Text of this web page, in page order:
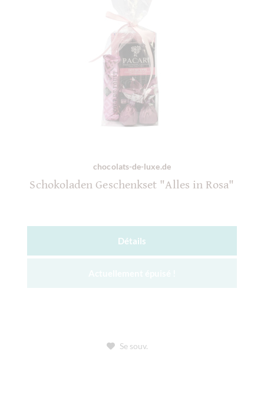
chocolats-de-luxe.de
Schokoladen Geschenkset "Alles in Rosa"
Détails
Se souv.